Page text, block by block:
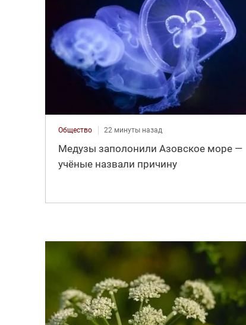
Общество 22 минуты назад
Медузы заполонили Азовское море —
учёные назвали причину